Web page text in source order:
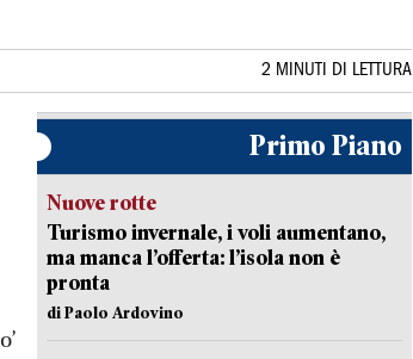
2 MINUTI DI LETTURA
Primo Piano
Nuove rotte
Turismo invernale, i voli aumentano,
ma manca l’offerta: l’isola non è
pronta
di Paolo Ardovino